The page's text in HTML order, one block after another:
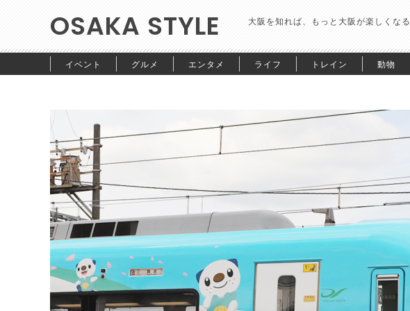
OSAKA STYLE 大阪を知れば、もっと大阪が楽しくなる
イベント グルメ エンタメ ライフ トレイン 動物